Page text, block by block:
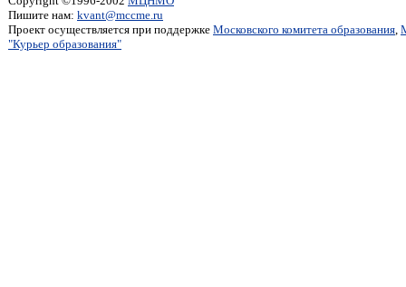
Пишите нам: kvant@mccme.ru
Проект осуществляется при поддержке Московского комитета образования,
"Курьер образования"